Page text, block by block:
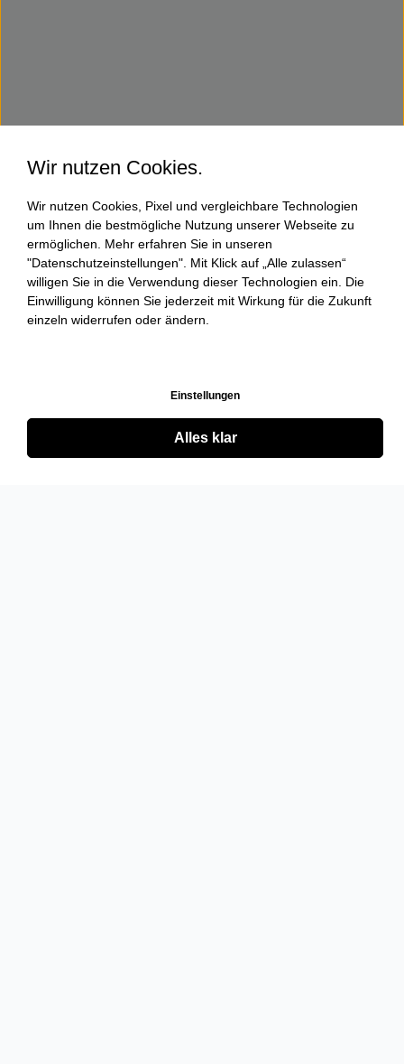
Wir nutzen Cookies.
Wir nutzen Cookies, Pixel und vergleichbare Technologien
um Ihnen die bestmögliche Nutzung unserer Webseite zu
ermöglichen. Mehr erfahren Sie in unseren
"Datenschutzeinstellungen". Mit Klick auf „Alle zulassen“
willigen Sie in die Verwendung dieser Technologien ein. Die
Einwilligung können Sie jederzeit mit Wirkung für die Zukunft
einzeln widerrufen oder ändern.
Einstellungen
Alles klar